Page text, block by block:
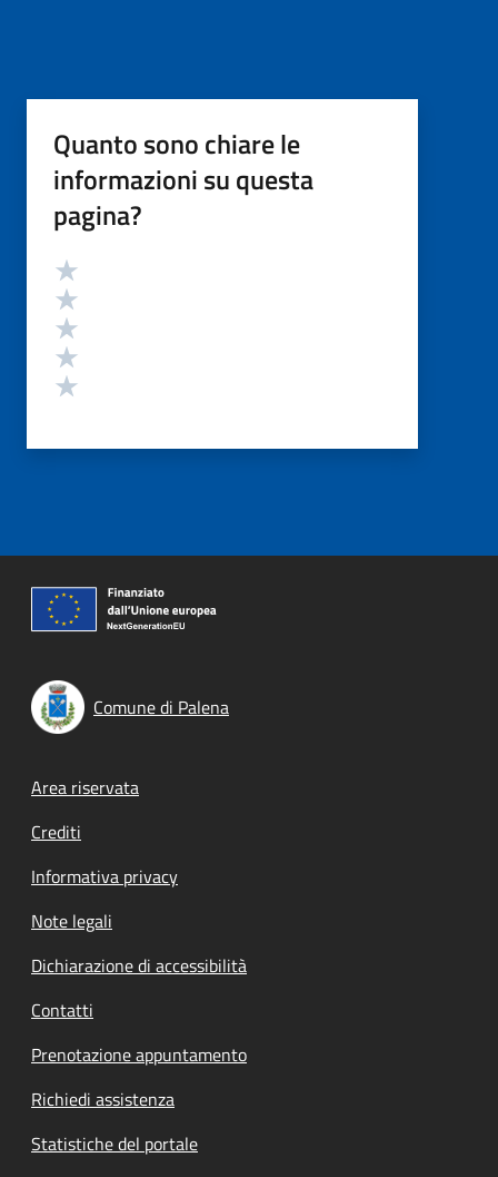
Quanto sono chiare le
informazioni su questa
pagina?
Valutazione
Comune di Palena
Footer menu
Area riservata
Crediti
Informativa privacy
Note legali
Dichiarazione di accessibilità
Contatti
Prenotazione appuntamento
Richiedi assistenza
Statistiche del portale